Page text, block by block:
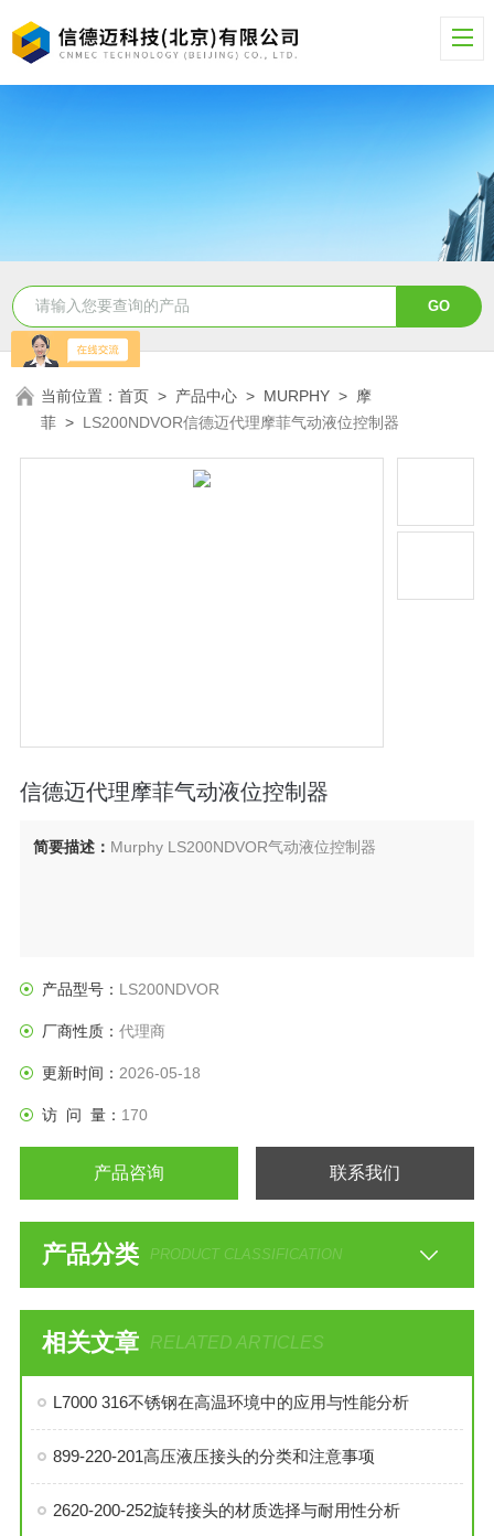
当前位置：首页 > 产品中心 > MURPHY > 摩
菲 > LS200NDVOR信德迈代理摩菲气动液位控制器
信德迈代理摩菲气动液位控制器
简要描述： Murphy LS200NDVOR气动液位控制器
产品型号： LS200NDVOR
厂商性质： 代理商
更新时间： 2026-05-18
访 问 量： 170
产品咨询 联系我们
产品分类 PRODUCT CLASSIFICATION
相关文章 RELATED ARTICLES
L7000 316不锈钢在高温环境中的应用与性能分析
899-220-201高压液压接头的分类和注意事项
2620-200-252旋转接头的材质选择与耐用性分析